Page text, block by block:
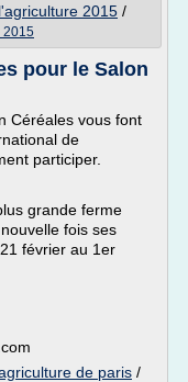
2015 /
2015
pour le Salon
Céréales vous font
de
participer.
grande ferme
fois ses
février au 1er
de paris /